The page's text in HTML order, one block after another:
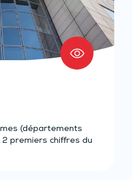
(départements
premiers chiffres du